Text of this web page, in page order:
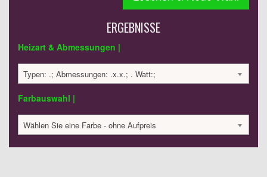
ERGEBNISSE
Heizart & Abmessungen |
Typen: .; Abmessungen: .x.x.; . Watt:;
Farbauswahl |
Wählen Sie eine Farbe - ohne Aufpreis